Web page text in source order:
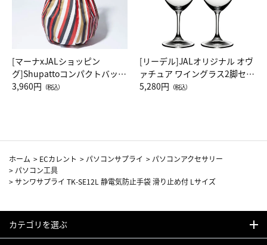
[マーナxJALショッピン
グ]Shupattoコンパクトバッグ
Drop JAL客室乗務員（LC）ス
3,960円 （税込）
[リーデル]JALオリジナル オヴ
ァチュア ワイングラス2脚セッ
ト（レッドワイン）
5,280円 （税込）
ホーム > ECカレント > パソコンサプライ > パソコンアクセサリー
> パソコン工具
>サンワサプライ TK-SE12L 静電気防止手袋 滑り止め付 Lサイズ
カテゴリを選ぶ